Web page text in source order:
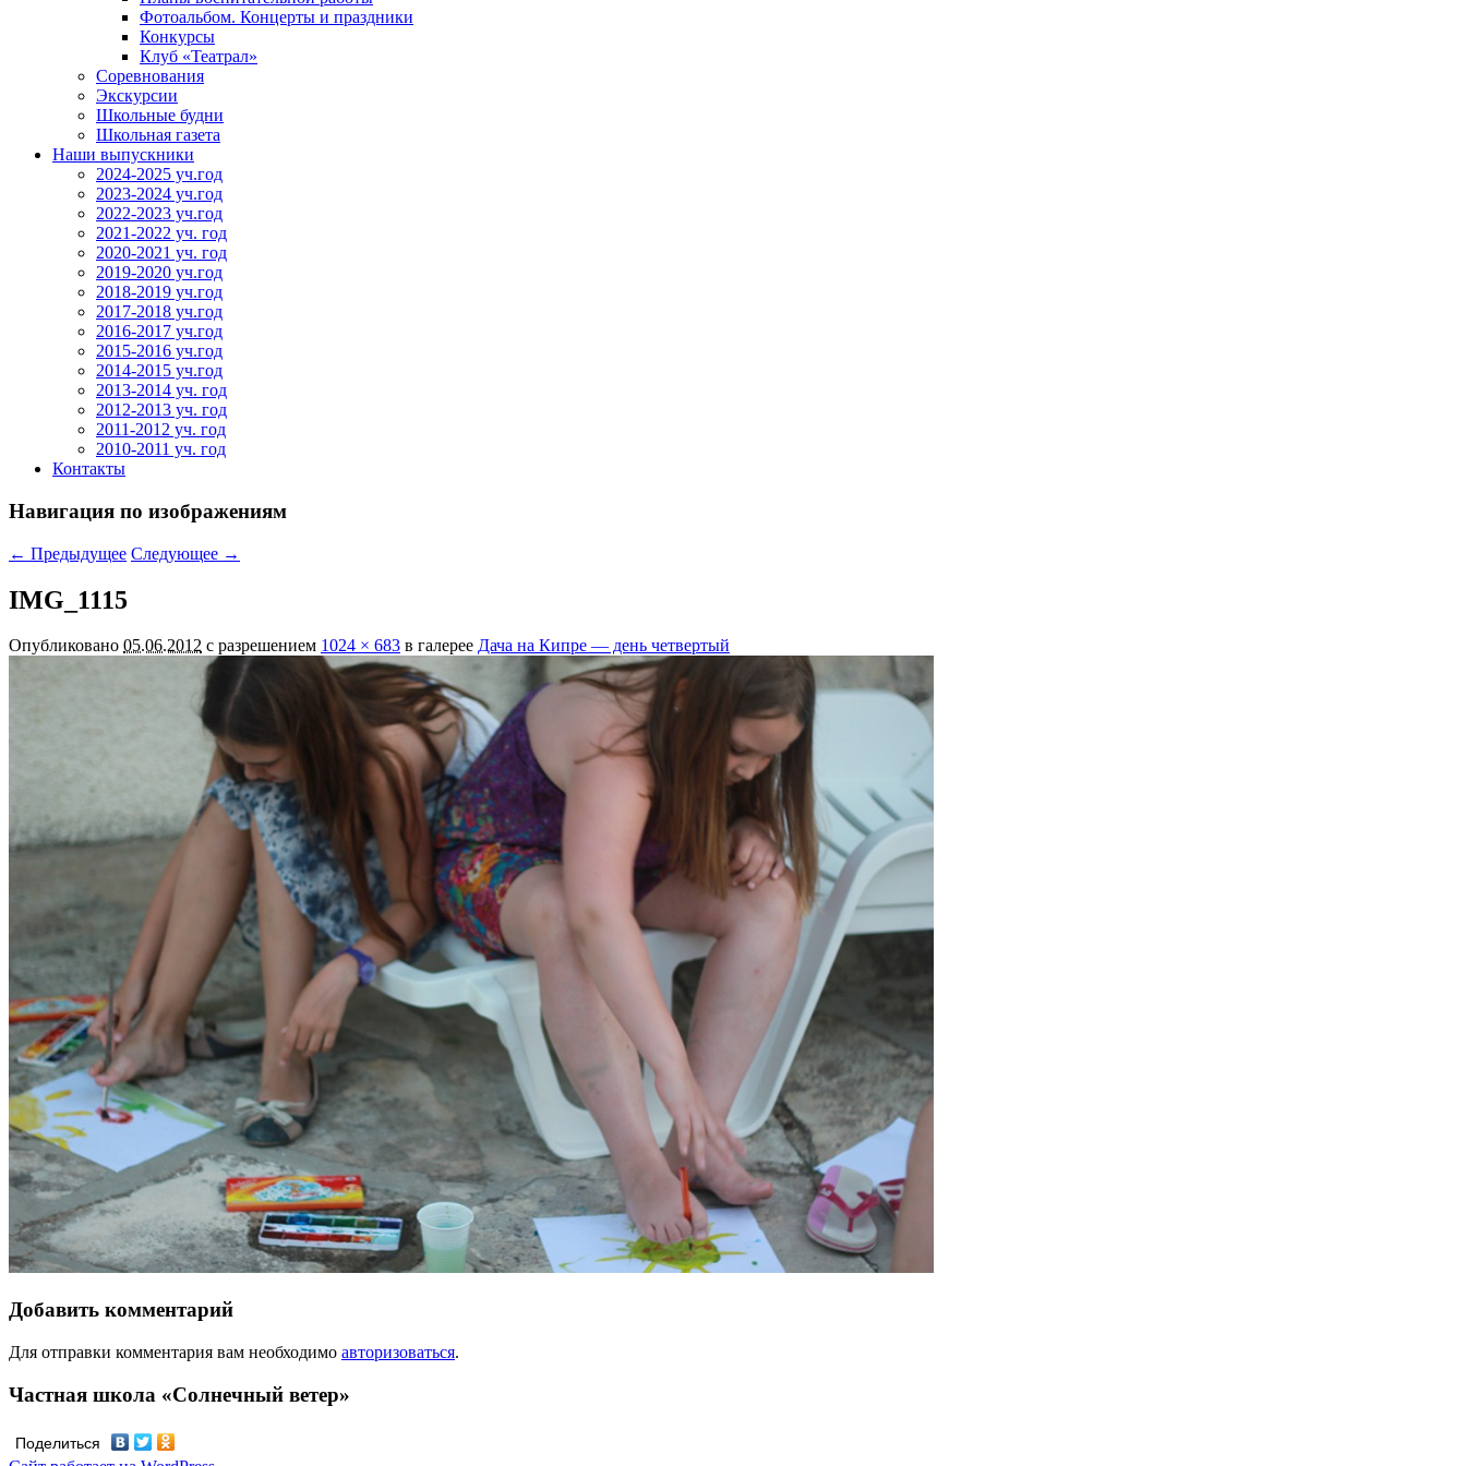
Фотоальбом. Концерты и праздники
Конкурсы
Клуб «Театрал»
Соревнования
Экскурсии
Школьные будни
Школьная газета
Наши выпускники
2024-2025 уч.год
2023-2024 уч.год
2022-2023 уч.год
2021-2022 уч. год
2020-2021 уч. год
2019-2020 уч.год
2018-2019 уч.год
2017-2018 уч.год
2016-2017 уч.год
2015-2016 уч.год
2014-2015 уч.год
2013-2014 уч. год
2012-2013 уч. год
2011-2012 уч. год
2010-2011 уч. год
Контакты
Навигация по изображениям
← Предыдущее Следующее →
IMG_1115
Опубликовано 05.06.2012 с разрешением 1024 × 683 в галерее Дача на Кипре — день четвертый
Добавить комментарий
Для отправки комментария вам необходимо авторизоваться.
Частная школа «Солнечный ветер»
Поделиться